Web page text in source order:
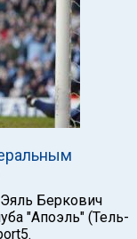
Беркович
"Апоэль" (Тель-